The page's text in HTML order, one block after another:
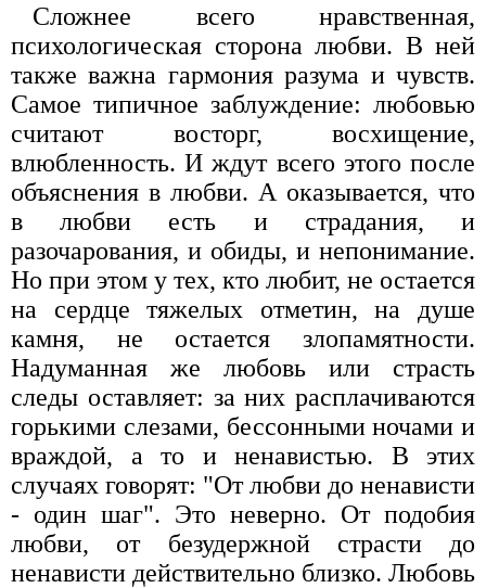
Сложнее всего нравственная,
психологическая сторона любви. В ней
также важна гармония разума и чувств.
Самое типичное заблуждение: любовью
считают восторг, восхищение,
влюбленность. И ждут всего этого после
объяснения в любви. А оказывается, что
в любви есть и страдания, и
разочарования, и обиды, и непонимание.
Но при этом у тех, кто любит, не остается
на сердце тяжелых отметин, на душе
камня, не остается злопамятности.
Надуманная же любовь или страсть
следы оставляет: за них расплачиваются
горькими слезами, бессонными ночами и
враждой, а то и ненавистью. В этих
случаях говорят: "От любви до ненависти
- один шаг". Это неверно. От подобия
любви, от безудержной страсти до
ненависти действительно близко. Любовь